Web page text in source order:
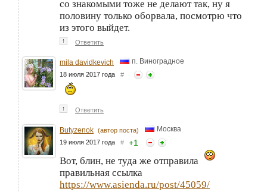
со знакомыми тоже не делают так, ну я
половину только оборвала, посмотрю что
из этого выйдет.
↑ Ответить
mila davidkevich п. Виноградное
18 июля 2017 года #
↑ Ответить
Butyzenok (автор поста) Москва
19 июля 2017 года # +1
Вот, блин, не туда же отправила
правильная ссылка
https://www.asienda.ru/post/45059/